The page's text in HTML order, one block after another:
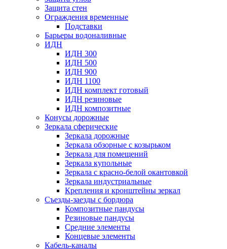
Защита стен
Ограждения временные
Подставки
Барьеры водоналивные
ИДН
ИДН 300
ИДН 500
ИДН 900
ИДН 1100
ИДН комплект готовый
ИДН резиновые
ИДН композитные
Конусы дорожные
Зеркала сферические
Зеркала дорожные
Зеркала обзорные с козырьком
Зеркала для помещений
Зеркала купольные
Зеркала с красно-белой окантовкой
Зеркала индустриальные
Крепления и кронштейны зеркал
Съезды-заезды с бордюра
Композитные пандусы
Резиновые пандусы
Средние элементы
Концевые элементы
Кабель-каналы